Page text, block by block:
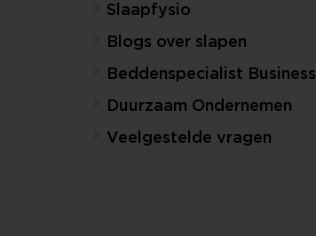
Slaapfysio
Blogs over slapen
Beddenspecialist Business
Duurzaam Ondernemen
Veelgestelde vragen